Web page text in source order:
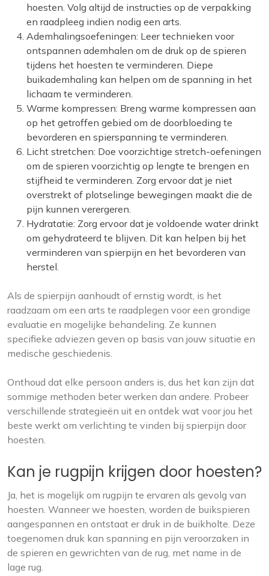
hoesten. Volg altijd de instructies op de verpakking
en raadpleeg indien nodig een arts.
Ademhalingsoefeningen: Leer technieken voor
ontspannen ademhalen om de druk op de spieren
tijdens het hoesten te verminderen. Diepe
buikademhaling kan helpen om de spanning in het
lichaam te verminderen.
Warme kompressen: Breng warme kompressen aan
op het getroffen gebied om de doorbloeding te
bevorderen en spierspanning te verminderen.
Licht stretchen: Doe voorzichtige stretch-oefeningen
om de spieren voorzichtig op lengte te brengen en
stijfheid te verminderen. Zorg ervoor dat je niet
overstrekt of plotselinge bewegingen maakt die de
pijn kunnen verergeren.
Hydratatie: Zorg ervoor dat je voldoende water drinkt
om gehydrateerd te blijven. Dit kan helpen bij het
verminderen van spierpijn en het bevorderen van
herstel.
Als de spierpijn aanhoudt of ernstig wordt, is het
raadzaam om een arts te raadplegen voor een grondige
evaluatie en mogelijke behandeling. Ze kunnen
specifieke adviezen geven op basis van jouw situatie en
medische geschiedenis.
Onthoud dat elke persoon anders is, dus het kan zijn dat
sommige methoden beter werken dan andere. Probeer
verschillende strategieën uit en ontdek wat voor jou het
beste werkt om verlichting te vinden bij spierpijn door
hoesten.
Kan je rugpijn krijgen door hoesten?
Ja, het is mogelijk om rugpijn te ervaren als gevolg van
hoesten. Wanneer we hoesten, worden de buikspieren
aangespannen en ontstaat er druk in de buikholte. Deze
toegenomen druk kan spanning en pijn veroorzaken in
de spieren en gewrichten van de rug, met name in de
lage rug.